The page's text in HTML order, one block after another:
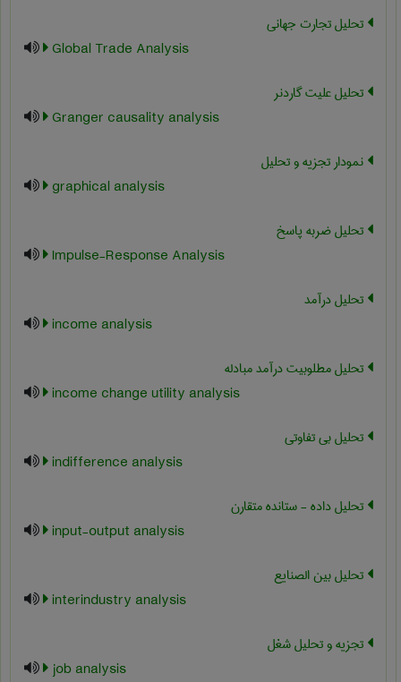
تحلیل تجارت جهانی
Global Trade Analysis
تحلیل علیت گاردنر
Granger causality analysis
نمودار تجزیه و تحلیل
graphical analysis
تحلیل ضربه پاسخ
Impulse-Response Analysis
تحلیل درآمد
income analysis
تحلیل مطلوبیت درآمد مبادله
income change utility analysis
تحلیل بی تفاوتی
indifference analysis
تحلیل داده - ستانده متقارن
input-output analysis
تحلیل بین الصنایع
interindustry analysis
تجزیه و تحلیل شغل
job analysis